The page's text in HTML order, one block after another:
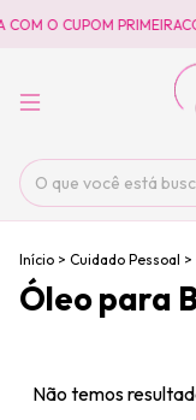
O CUPOM
Início > Cuidado Pessoal >
Óleo para
Não temos